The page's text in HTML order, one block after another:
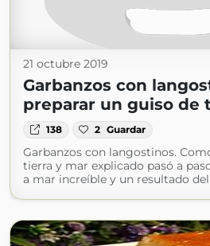
21 octubre 2019
Garbanzos con
preparar un guiso de
138 2 Guardar
Garbanzos con langostinos.
tierra y mar explicado pasó a
a mar increíble y un resultado